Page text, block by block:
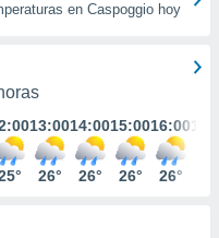
en Caspoggio hoy
13:00
26°
14:00
26°
15:00
26°
16:00
26°